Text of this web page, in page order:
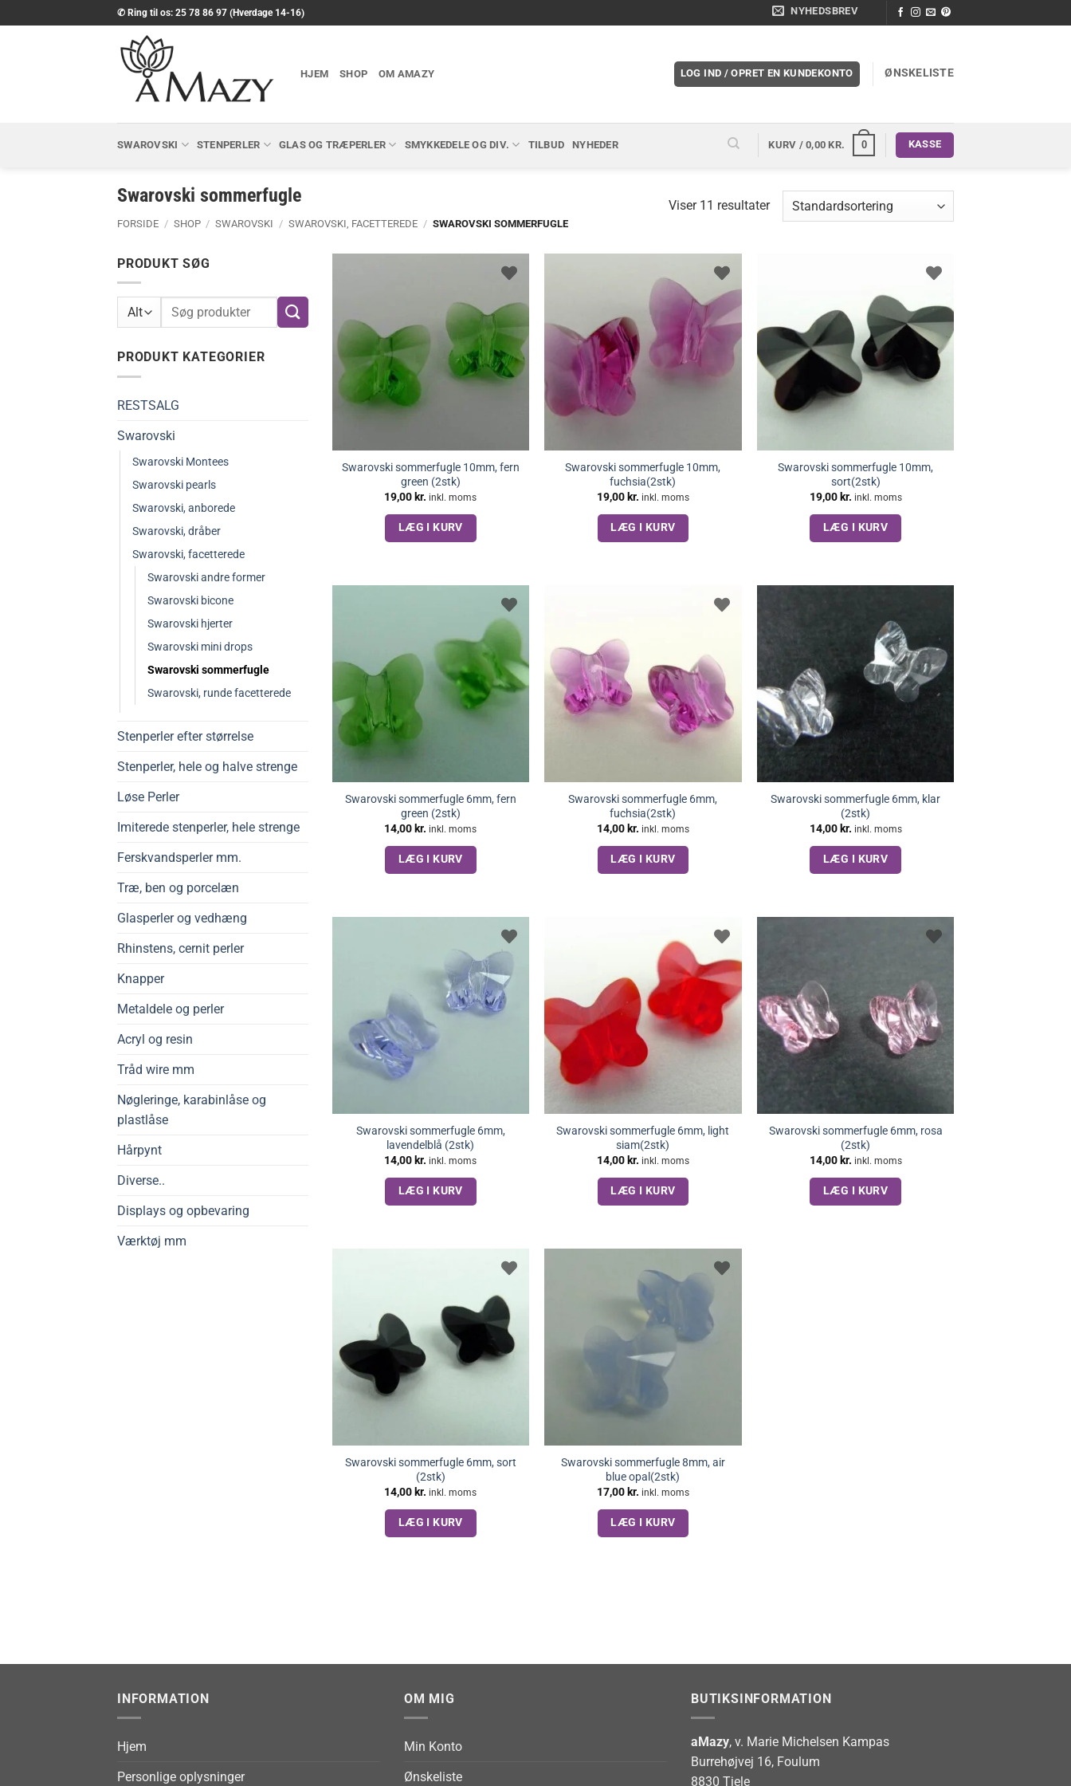
til
✆ Ring til os: 25 78 86 97 (Hverdage 14-16) NYHEDSBREV
HJEM SHOP OM AMAZY LOG IND / OPRET EN KUNDEKONTO ØNSKELISTE
SWAROVSKI STENPERLER GLAS OG TRÆPERLER SMYKKEDELE OG DIV. TILBUD NYHEDER KURV /0,00KR. 0 KASSE
Swarovski sommerfugle
FORSIDE / SHOP / SWAROVSKI / SWAROVSKI, FACETTEREDE / SWAROVSKI SOMMERFUGLE
Viser 11 resultater
PRODUKT SØG
Søg
PRODUKT KATEGORIER
RESTSALG
Swarovski
Swarovski Montees
Swarovski pearls
Swarovski, anborede
Swarovski, dråber
Swarovski, facetterede
Swarovski andre former
Swarovski bicone
Swarovski hjerter
Swarovski mini drops
Swarovski sommerfugle
Swarovski, runde facetterede
Stenperler efter størrelse
Stenperler, hele og halve strenge
Løse Perler
Imiterede stenperler, hele strenge
Ferskvandsperler mm.
Træ, ben og porcelæn
Glasperler og vedhæng
Rhinstens, cernit perler
Knapper
Metaldele og perler
Acryl og resin
Tråd wire mm
Nøgleringe, karabinlåse og
plastlåse
Hårpynt
Diverse..
Displays og opbevaring
Værktøj mm
Swarovski sommerfugle 10mm, fern
green (2stk)
19,00 kr. inkl. moms
LÆG I KURV
Swarovski sommerfugle 10mm,
fuchsia(2stk)
19,00 kr. inkl. moms
LÆG I KURV
Swarovski sommerfugle 10mm,
sort(2stk)
19,00 kr. inkl. moms
LÆG I KURV
Swarovski sommerfugle 6mm, fern
green (2stk)
14,00 kr. inkl. moms
LÆG I KURV
Swarovski sommerfugle 6mm,
fuchsia(2stk)
14,00 kr. inkl. moms
LÆG I KURV
Swarovski sommerfugle 6mm, klar
(2stk)
14,00 kr. inkl. moms
LÆG I KURV
Swarovski sommerfugle 6mm,
lavendelblå (2stk)
14,00 kr. inkl. moms
LÆG I KURV
Swarovski sommerfugle 6mm, light
siam(2stk)
14,00 kr. inkl. moms
LÆG I KURV
Swarovski sommerfugle 6mm, rosa
(2stk)
14,00 kr. inkl. moms
LÆG I KURV
Swarovski sommerfugle 6mm, sort
(2stk)
14,00 kr. inkl. moms
LÆG I KURV
Swarovski sommerfugle 8mm, air
blue opal(2stk)
17,00 kr. inkl. moms
LÆG I KURV
INFORMATION
Hjem
Personlige oplysninger
OM MIG
Min Konto
Ønskeliste
BUTIKSINFORMATION
aMazy, v. Marie Michelsen Kampas
Burrehøjvej 16, Foulum
8830 Tjele